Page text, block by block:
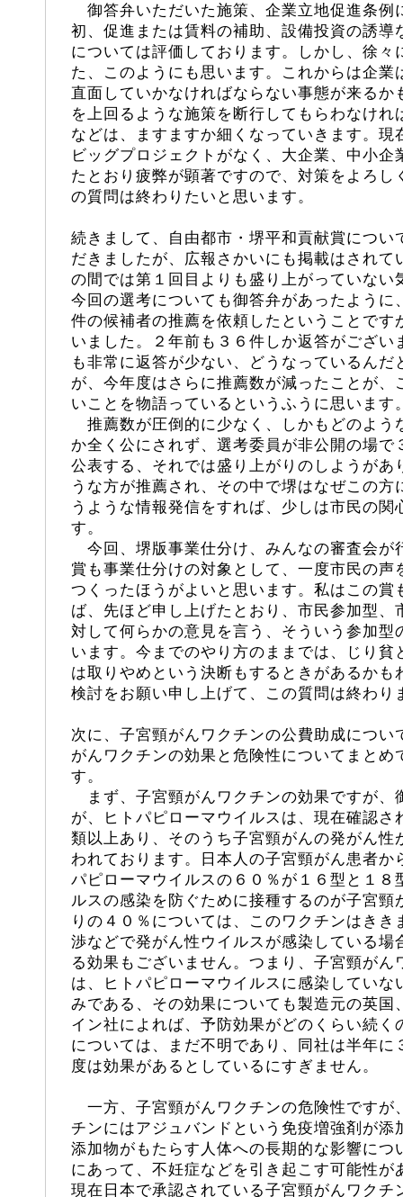
御答弁いただいた施策、企業立地促進条例
初、促進または賃料の補助、設備投資の誘導
については評価しております。しかし、徐々
た、このようにも思います。これからは企業
直面していかなければならない事態が来るか
を上回るような施策を断行してもらわなけれ
などは、ますますか細くなっていきます。現
ビッグプロジェクトがなく、大企業、中小企
たとおり疲弊が顕著ですので、対策をよろし
の質問は終わりたいと思います。
続きまして、自由都市・堺平和貢献賞につい
だきましたが、広報さかいにも掲載はされて
の間では第１回目よりも盛り上がっていない
今回の選考についても御答弁があったように
件の候補者の推薦を依頼したということです
いました。２年前も３６件しか返答がござい
も非常に返答が少ない、どうなっているんだ
が、今年度はさらに推薦数が減ったことが、
いことを物語っているというふうに思います
推薦数が圧倒的に少なく、しかもどのよう
か全く公にされず、選考委員が非公開の場で
公表する、それでは盛り上がりのしようがあ
うな方が推薦され、その中で堺はなぜこの方
うような情報発信をすれば、少しは市民の関
す。
今回、堺版事業仕分け、みんなの審査会が
賞も事業仕分けの対象として、一度市民の声
つくったほうがよいと思います。私はこの賞
ば、先ほど申し上げたとおり、市民参加型、
対して何らかの意見を言う、そういう参加型
います。今までのやり方のままでは、じり貧
は取りやめという決断もするときがあるかも
検討をお願い申し上げて、この質問は終わり
次に、子宮頸がんワクチンの公費助成につい
がんワクチンの効果と危険性についてまとめ
す。
まず、子宮頸がんワクチンの効果ですが、
が、ヒトパピローマウイルスは、現在確認さ
類以上あり、そのうち子宮頸がんの発がん性
われております。日本人の子宮頸がん患者か
パピローマウイルスの６０％が１６型と１８
ルスの感染を防ぐために接種するのが子宮頸
りの４０％については、このワクチンはきき
渉などで発がん性ウイルスが感染している場
る効果もございません。つまり、子宮頸がん
は、ヒトパピローマウイルスに感染していな
みである、その効果についても製造元の英国
イン社によれば、予防効果がどのくらい続く
については、まだ不明であり、同社は半年に
度は効果があるとしているにすぎません。
一方、子宮頸がんワクチンの危険性ですが
チンにはアジュバンドという免疫増強剤が添
添加物がもたらす人体への長期的な影響につ
にあって、不妊症などを引き起こす可能性が
現在日本で承認されている子宮頸がんワクチ